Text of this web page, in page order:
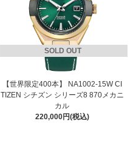
SOLD OUT
【世界限定400本】 NA1002-15W CI
TIZEN シチズン シリーズ8 870メカニ
カル
220,000円(税込)